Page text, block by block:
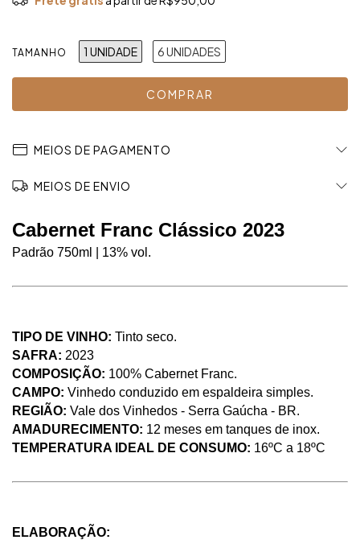
TAMANHO 1 UNIDADE 6 UNIDADES
MEIOS DE PAGAMENTO
MEIOS DE ENVIO
Cabernet Franc Clássico 2023
Padrão 750ml | 13% vol.
TIPO DE VINHO: Tinto seco.
SAFRA: 2023
COMPOSIÇÃO: 100% Cabernet Franc.
CAMPO: Vinhedo conduzido em espaldeira simples.
REGIÃO: Vale dos Vinhedos - Serra Gaúcha - BR.
AMADURECIMENTO: 12 meses em tanques de inox.
TEMPERATURA IDEAL DE CONSUMO: 16ºC a 18ºC
ELABORAÇÃO: